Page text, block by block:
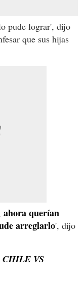
pude lograr', dijo
que sus hijas
ahora querían
arreglarlo', dijo
VS